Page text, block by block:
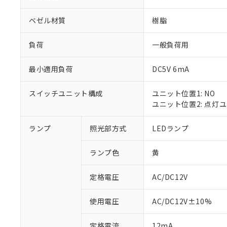
ベゼル材質 樹脂
負荷 一般負荷用
最小適用負荷 DC5V 6mA
スイッチユニット構成
ユニット位置1: NO
ユニット位置2: 点灯
ランプ 照光部方式 LEDランプ
ランプ色 黄
定格電圧 AC/DC12V
使用電圧 AC/DC12V±10%
ご利用条件
以下の条件をお
※1 対応状況
対応予定：EU
対応予定なし：
調査・確認中：
非該当品：ライセ
※1 中国